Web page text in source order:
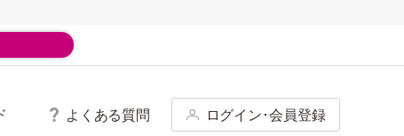
よくある質問 ログイン･会員登録